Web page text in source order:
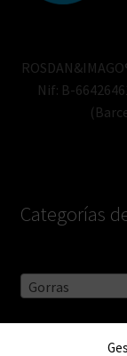
Nif: B-
Categorías
Gorras